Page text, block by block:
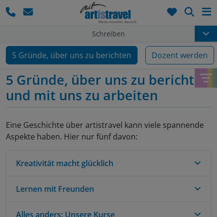
Schreiben
5 Gründe, über uns zu berichten Dozent werden
5 Gründe, über uns zu berichten
und mit uns zu arbeiten
Eine Geschichte über artistravel kann viele spannende
Aspekte haben. Hier nur fünf davon:
Kreativität macht glücklich
In einer hektischen Welt fasziniert die Idee einer
Möglichkeit, Talente zu fördern die oft weit weg
Lernen mit Freunden
Alles anders: Unsere Kurse